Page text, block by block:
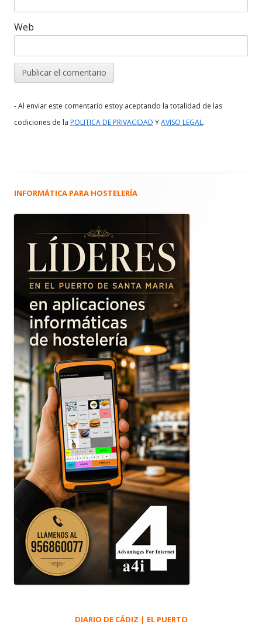
Web
- Al enviar este comentario estoy aceptando la totalidad de las
codiciones de la POLITICA DE PRIVACIDAD YAVISO LEGAL.
Barra
principal
INFORMÁTICA PARA HOSTELERÍA
DIARIO DE CÁDIZ | EL PUERTO